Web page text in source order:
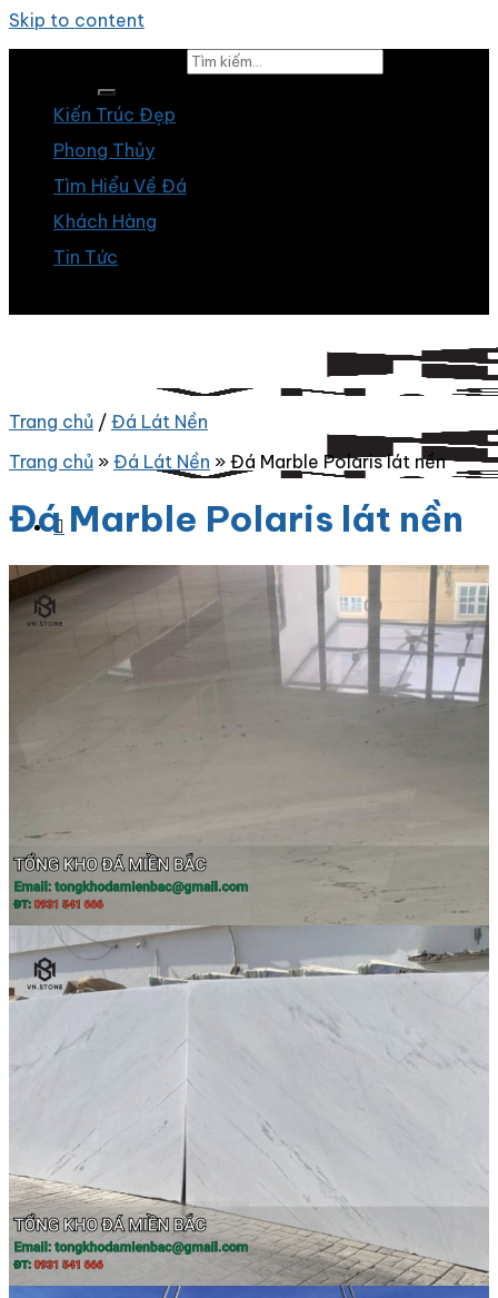
Skip to content
Kiến Trúc Đẹp
Phong Thủy
Tìm Hiểu Về Đá
Khách Hàng
Tin Tức
Danh Mục Sản Phẩm
Đá Granite
Đá Granite Màu Xám
Đá Granite Màu Xanh
Đá Granite Màu Nâu
Đá Travertine
Đá Marble Màu Kem
Đá Marble Màu Đen
Đá Marble Màu Đỏ
Đá Marble Màu Vàng
Đá Marble Màu Trắng
Đá Marble Màu Xanh
Trang chủ / Đá Lát Nền
Trang chủ » Đá Lát Nền » Đá Marble Polaris lát nền
Đá Marble Polaris lát nền